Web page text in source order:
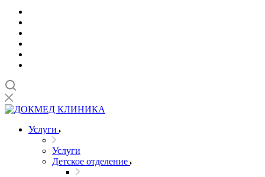
Услуги
Услуги
Детское отделение